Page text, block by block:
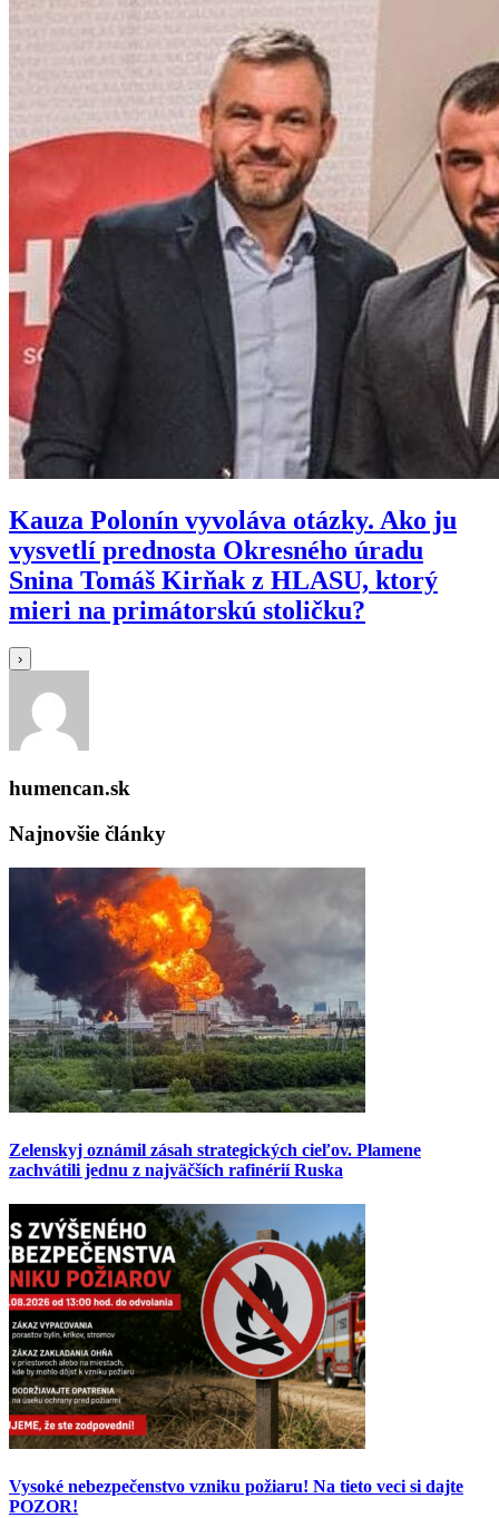
Kauza Polonín vyvoláva otázky. Ako ju
vysvetlí prednosta Okresného úradu
Snina Tomáš Kirňak z HLASU, ktorý
mieri na primátorskú stoličku?
›
humencan.sk
Najnovšie články
Zelenskyj oznámil zásah strategických cieľov. Plamene
zachvátili jednu z najväčších rafinérií Ruska
Vysoké nebezpečenstvo vzniku požiaru! Na tieto veci si dajte
POZOR!